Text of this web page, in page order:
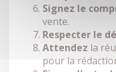
Signez le
vente.
Respecter le
Attendez la
pour la